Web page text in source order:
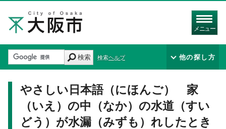
メニュー
検索 検索ヘルプ 他の探し方
やさしい日本語（にほんご） 家
（いえ）の中（なか）の水道（すい
どう）が水漏（みずも）れしたとき